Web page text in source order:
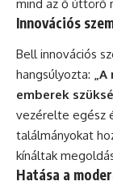
mind az ő úttörő
Innovációs
Bell innovációs
hangsúlyozta:
emberek
vezérelte egész
találmányokat
kínáltak
Hatása a